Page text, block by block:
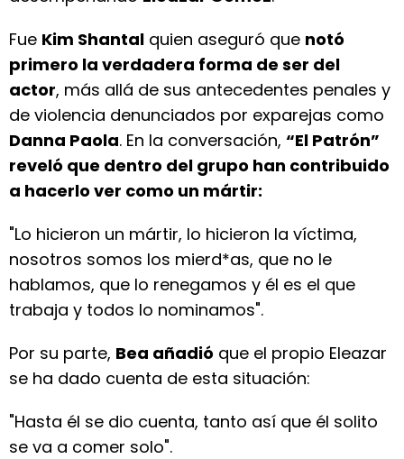
Fue Kim Shantal quien aseguró que notó
primero la verdadera forma de ser del
actor, más allá de sus antecedentes penales y
de violencia denunciados por exparejas como
Danna Paola. En la conversación, “El Patrón”
reveló que dentro del grupo han contribuido
a hacerlo ver como un mártir:
"Lo hicieron un mártir, lo hicieron la víctima,
nosotros somos los mierd*as, que no le
hablamos, que lo renegamos y él es el que
trabaja y todos lo nominamos".
Por su parte, Bea añadió que el propio Eleazar
se ha dado cuenta de esta situación:
"Hasta él se dio cuenta, tanto así que él solito
se va a comer solo".